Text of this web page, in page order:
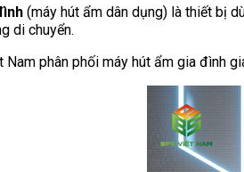
(máy hút ẩm dân dụng) là thiết bị
di chuyển.
Nam phân phối máy hút ẩm gia đình